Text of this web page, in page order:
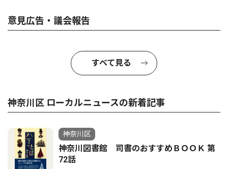
意見広告・議会報告
すべて見る
神奈川区 ローカルニュースの新着記事
神奈川区
神奈川図書館 司書のおすすめＢＯＯＫ 第
72話